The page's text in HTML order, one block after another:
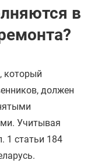
в
который
должен
Учитывая
1 статьи 184